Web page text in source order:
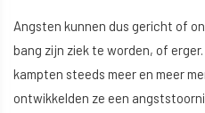
Angsten kunnen dus gericht of
bang zijn ziek te worden, of
kampten steeds meer en meer
ontwikkelden ze een